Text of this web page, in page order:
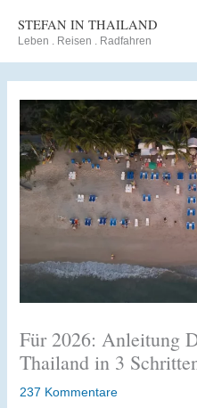
Inhalt
STEFAN IN THAILAND
Leben . Reisen . Radfahren
Für 2026: Anleitung
Thailand in 3
237 Kommentare